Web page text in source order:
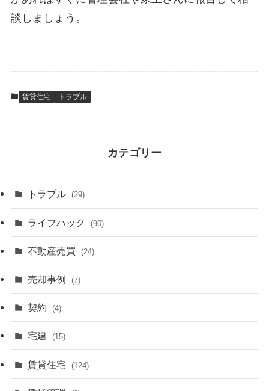
談しましょう。
賃貸住宅 トラブル
カテゴリー
トラブル (29)
ライフハック (90)
不動産売買 (24)
売却事例 (7)
契約 (4)
宅建 (15)
賃貸住宅 (124)